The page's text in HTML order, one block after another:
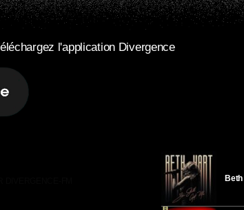
l'application Divergence